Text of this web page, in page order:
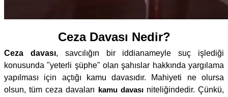
Ceza Davası Nedir?
Ceza davası, savcılığın bir iddianameyle suç işlediği
konusunda "yeterli şüphe" olan şahıslar hakkında yargılama
yapılması için açtığı kamu davasıdır. Mahiyeti ne olursa
olsun, tüm ceza davaları kamu davasıniteliğindedir. Çünkü,